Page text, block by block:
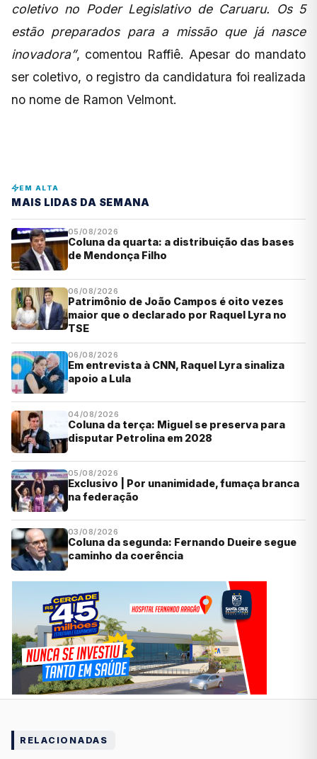
coletivo no Poder Legislativo de Caruaru. Os 5
estão preparados para a missão que já nasce
inovadora”, comentou Raffiê. Apesar do mandato
ser coletivo, o registro da candidatura foi realizada
no nome de Ramon Velmont.
EM ALTA
MAIS LIDAS DA SEMANA
05/08/2026
Coluna da quarta: a distribuição das bases
de Mendonça Filho
06/08/2026
Patrimônio de João Campos é oito vezes
maior que o declarado por Raquel Lyra no
TSE
06/08/2026
Em entrevista à CNN, Raquel Lyra sinaliza
apoio a Lula
04/08/2026
Coluna da terça: Miguel se preserva para
disputar Petrolina em 2028
05/08/2026
Exclusivo | Por unanimidade, fumaça branca
na federação
03/08/2026
Coluna da segunda: Fernando Dueire segue
caminho da coerência
RELACIONADAS